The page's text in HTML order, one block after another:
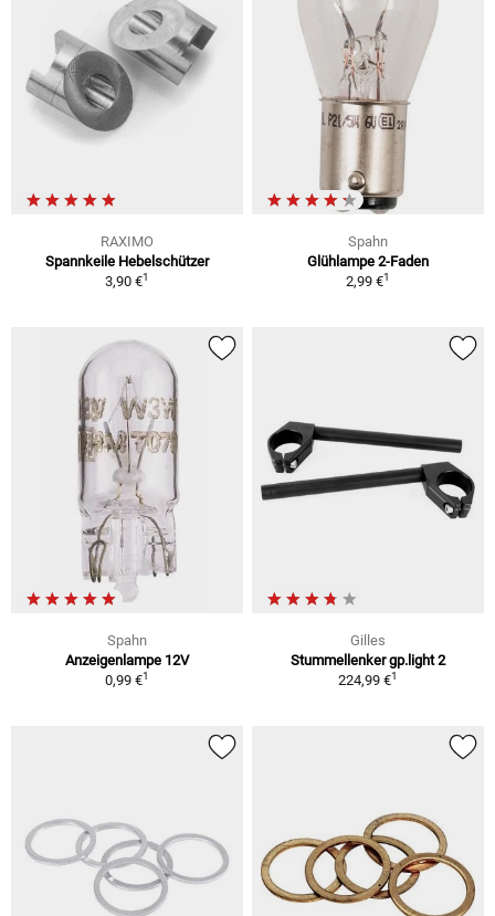
RAXIMO
Spannkeile Hebelschützer
3,90 €1
Spahn
Glühlampe 2-Faden
2,99 €1
Spahn
Anzeigenlampe 12V
0,99 €1
Gilles
Stummellenker gp.light 2
224,99 €1